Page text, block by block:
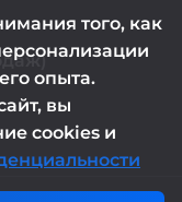
того, как
опыта.
вы
cookies и